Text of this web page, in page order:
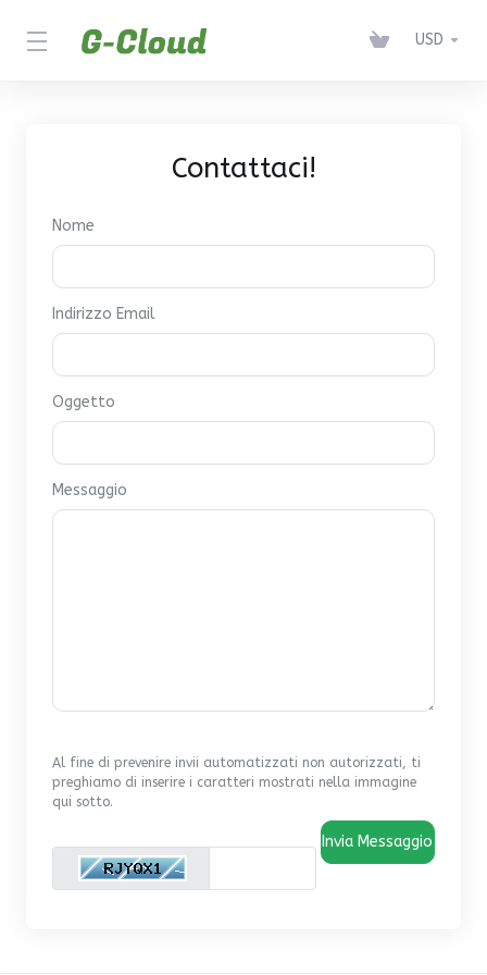
USD
Contattaci!
Nome
Indirizzo Email
Oggetto
Messaggio
Al fine di prevenire invii automatizzati non autorizzati, ti
preghiamo di inserire i caratteri mostrati nella immagine
qui sotto.
Invia Messaggio